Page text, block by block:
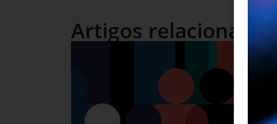
Artigos relacionados